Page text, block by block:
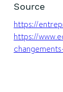
Source
https://
https://